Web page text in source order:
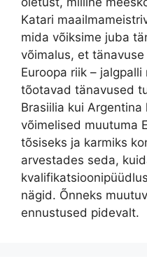
Katari
mida võiksime juba
võimalus, et
Euroopa riik –
tõotavad tänavused
Brasiilia kui
võimelised muutuma
tõsiseks ja karmiks
arvestades seda,
nägid. Õnneks
ennustused pidevalt.